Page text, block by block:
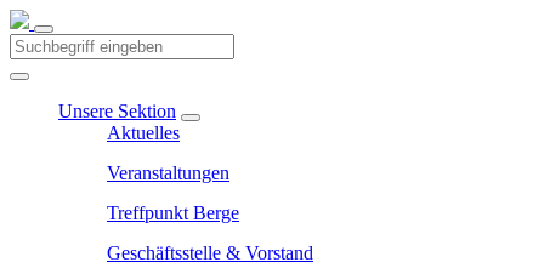
Unsere Sektion
Aktuelles
Veranstaltungen
Treffpunkt Berge
Geschäftsstelle & Vorstand